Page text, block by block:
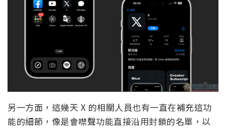
另一方面，這幾天 X 的相關人員也有一直在補充這功
能的細節，像是會噤聲功能直接沿用封鎖的名單，以